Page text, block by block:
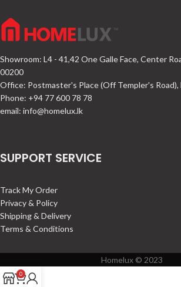
Showroom: L4 - 41,42 One Galle Face, Center
00200
Office: Postmaster's Place (Off Templer's Road),
Phone: +94 77 600 78 78
email: info@homelux.lk
SUPPORT SERVICE
Track My Order
Privacy & Policy
Shipping & Delivery
Terms & Conditions
Homelux © 2023
0